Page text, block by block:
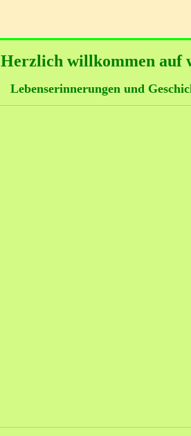
Herzlich willkommen auf
Lebenserinnerungen und